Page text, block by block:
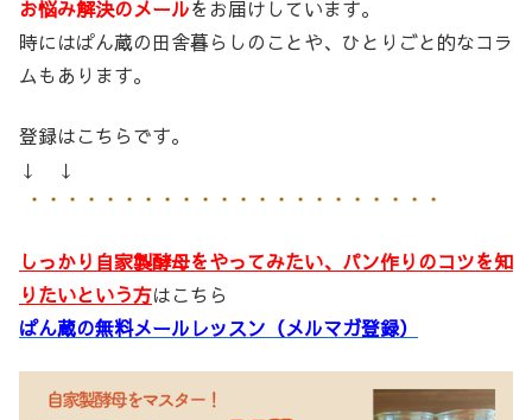
お悩み解決のメールをお届けしています。
時にはぱん蔵の田舎暮らしのことや、ひとりごと的なコラ
ムもあります。
登録はこちらです。
↓ ↓
しっかり自家製酵母をやってみたい、パン作りのコツを知
りたいという方はこちら
ぱん蔵の無料メールレッスン（メルマガ登録）